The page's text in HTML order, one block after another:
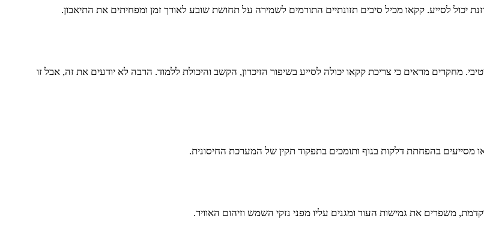
יכול לסייע. קקאו מכיל סיבים תזונתיים התורמים לשמירה על תחושת שובע לאורך זמן ומפחיתים את התיאבון.
מחקרים מראים כי צריכת קקאו יכולה לסייע בשיפור הזיכרון, הקשב והיכולת ללמוד. הרבה לא יודעים את זה, אבל זו
מסייעים בהפחתת דלקות בגוף ותומכים בתפקוד תקין של המערכת החיסונית.
משפרים את גמישות העור ומגנים עליו מפני נזקי השמש וזיהום האוויר.